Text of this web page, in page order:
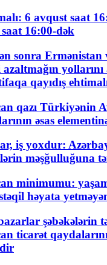
6 avqust saat
saat 16:00-dək
sonra Ermənistan
qayıdış
qazı Türkiyənin
əsas
iş yoxdur:
məşğulluğuna
minimumu:
həyata
şəbəkələrin
ticarət